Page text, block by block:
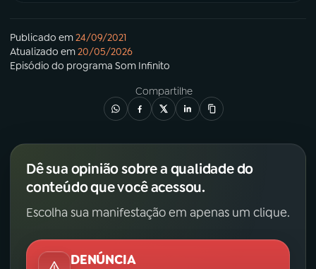
Publicado em24/09/2021
Atualizado em20/05/2026
Episódio do programa Som Infinito
Compartilhe
Dê sua opinião sobre a qualidade do
conteúdo que você acessou.
Escolha sua manifestação em apenas um clique.
DENÚNCIA